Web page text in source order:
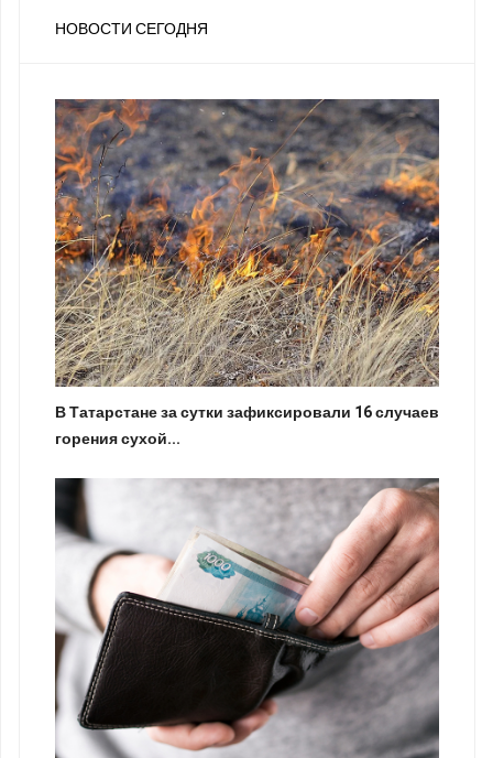
НОВОСТИ СЕГОДНЯ
В Татарстане за сутки зафиксировали 16 случаев
горения сухой...